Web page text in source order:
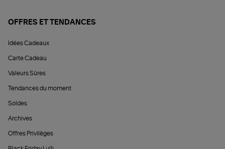
OFFRES ET TENDANCES
Idées Cadeaux
Carte Cadeau
Valeurs Sûres
Tendances du moment
Soldes
Archives
Offres Privilèges